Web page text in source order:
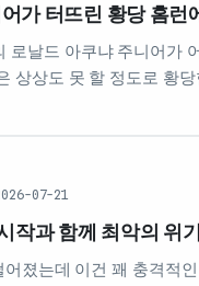
가 터뜨린 황당 홈런
로날드 아쿠냐 주니어가
상상도 못 할 정도로 황
07-21
작과 함께 최악의 위
어졌는데 이건 꽤 충격적